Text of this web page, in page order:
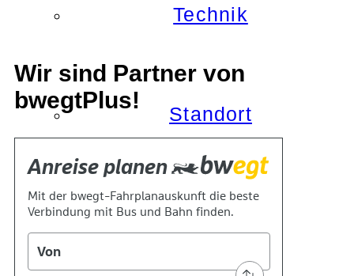
Technik
Standort
Verein
Wir sind Partner von
bwegtPlus!